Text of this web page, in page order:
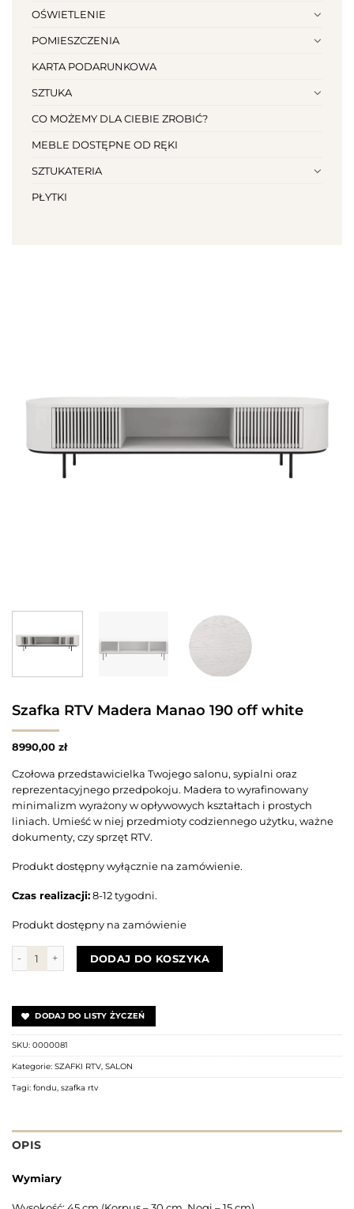
OŚWIETLENIE
POMIESZCZENIA
KARTA PODARUNKOWA
SZTUKA
CO MOŻEMY DLA CIEBIE ZROBIĆ?
MEBLE DOSTĘPNE OD RĘKI
SZTUKATERIA
PŁYTKI
Szafka RTV Madera Manao 190 off white
8990,00 zł
Czołowa przedstawicielka Twojego salonu, sypialni oraz
reprezentacyjnego przedpokoju. Madera to wyrafinowany
minimalizm wyrażony w opływowych kształtach i prostych
liniach. Umieść w niej przedmioty codziennego użytku, ważne
dokumenty, czy sprzęt RTV.
Produkt dostępny wyłącznie na zamówienie.
Czas realizacji:8-12 tygodni.
Produkt dostępny na zamówienie
ilość Szafka RTV Madera Manao 190 off white
DODAJ DO KOSZYKA
DODAJ DO LISTY ŻYCZEŃ
SKU: 0000081
Kategorie: SZAFKI RTV, SALON
Tagi: fondu, szafka rtv
OPIS
Wymiary